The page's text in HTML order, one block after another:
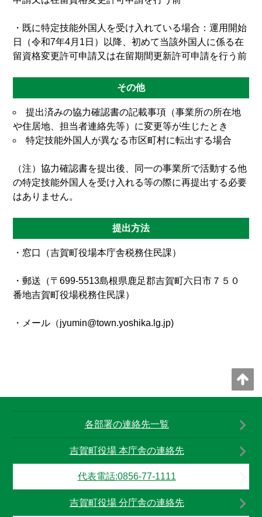
・既に特定技能外国人を受け入れている場合：運用開始
日（令和7年4月1日）以降、初めて当該外国人に係る在
留資格変更許可申請又は在留期間更新許可申請を行う前
その他
提出済みの協力確認書の記載事項（事業所の所在地
や住居地、担当者連絡先等）に変更等が生じたとき
特定技能外国人が異なる市区町村に転出する場合
（注）協力確認書を提出後、同一の事業所で活動する他
の特定技能外国人を受け入れる等の際に再提出する必要
はありません。
提出方法
・窓口（吉賀町役場本庁舎税務住民課）
・郵送（〒699-5513島根県鹿足郡吉賀町六日市７５０
番地吉賀町役場税務住民課）
・メール（jyumin@town.yoshika.lg.jp)
各部署の連絡先一覧
吉賀町役場 本庁舎の連絡先
代表電話:0856-77-1111
吉賀町役場 分庁舎の連絡先